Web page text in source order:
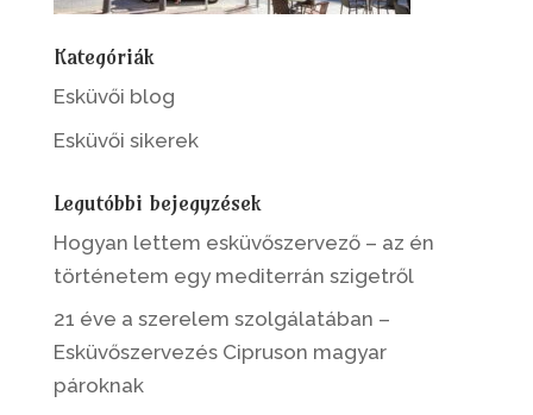
Kategóriák
Esküvői blog
Esküvői sikerek
Legutóbbi bejegyzések
Hogyan lettem esküvőszervező – az én
történetem egy mediterrán szigetről
21 éve a szerelem szolgálatában –
Esküvőszervezés Cipruson magyar
pároknak